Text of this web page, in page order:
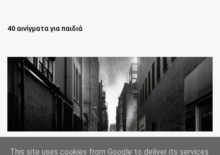
40 αινίγματα για παιδιά
This site uses cookies from Google to deliver its services